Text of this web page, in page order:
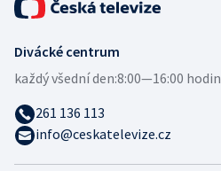
Divácké centrum
každý všední den:8:00—16:00 hodin
261 136 113
info@ceskatelevize.cz